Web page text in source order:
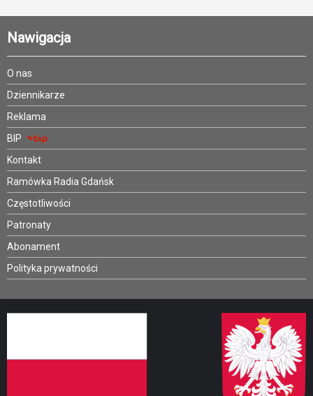
Nawigacja
O nas
Dziennikarze
Reklama
BIP
Kontakt
Ramówka Radia Gdańsk
Częstotliwości
Patronaty
Abonament
Polityka prywatności